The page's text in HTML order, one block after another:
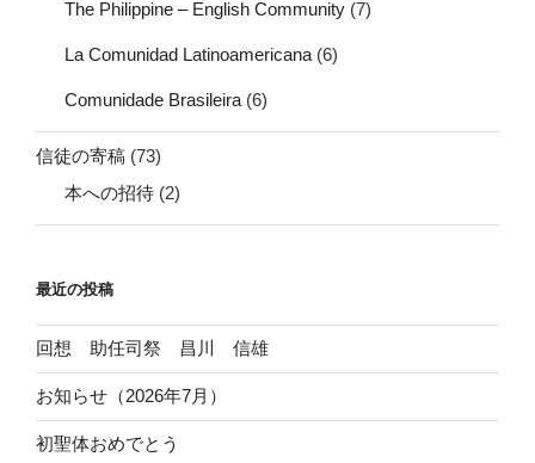
The Philippine – English Community (7)
La Comunidad Latinoamericana (6)
Comunidade Brasileira (6)
信徒の寄稿 (73)
本への招待 (2)
最近の投稿
回想 助任司祭 昌川 信雄
お知らせ（2026年7月）
初聖体おめでとう